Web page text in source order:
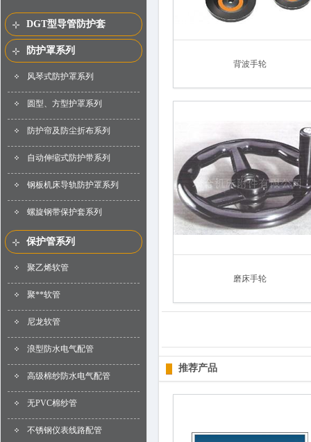
DGT型导管防护套
防护罩系列
风琴式防护罩系列
圆型、方型护罩系列
防护帘及防尘折布系列
自动伸缩式防护带系列
钢板机床导轨防护罩系列
螺旋钢带保护套系列
保护管系列
聚乙烯软管
聚**软管
尼龙软管
浪型防水电气配管
高级棉纱防水电气配管
无PVC棉纱管
不锈钢仪表线路配管
背波手轮
磨床手轮
推荐产品